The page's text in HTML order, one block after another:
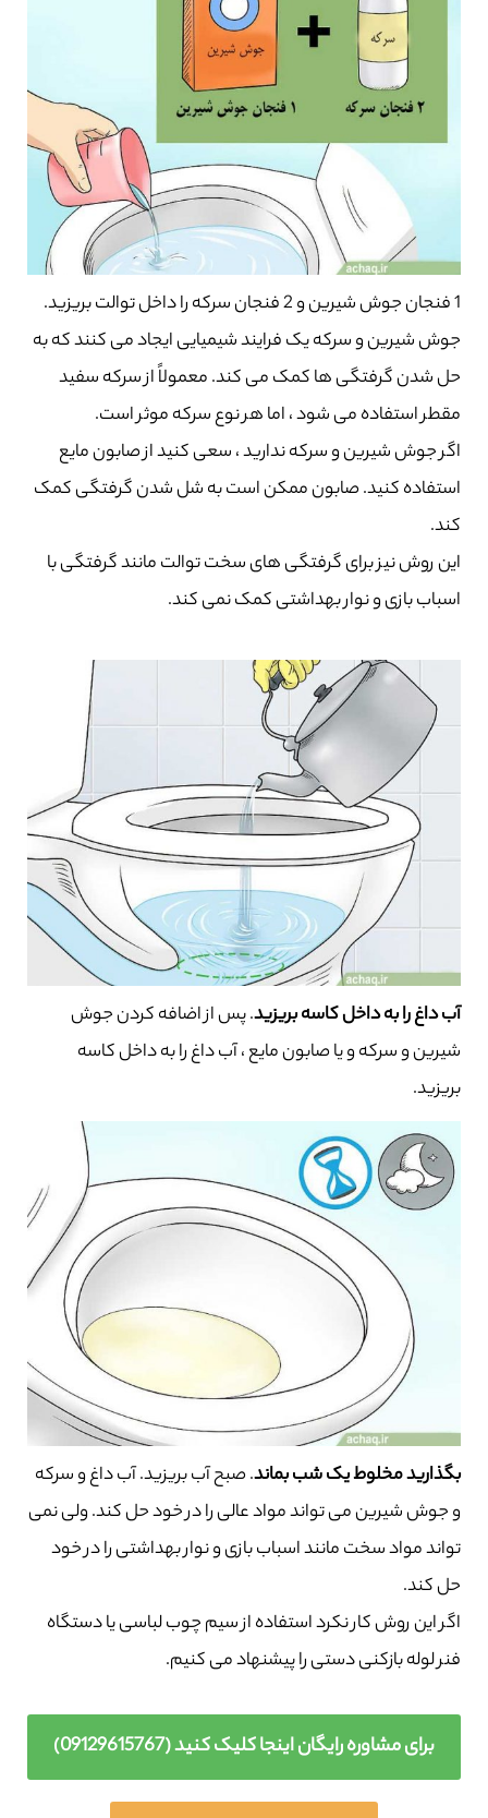
1 فنجان جوش شیرین و 2 فنجان سرکه را داخل توالت بریزید.
جوش شیرین و سرکه یک فرایند شیمیایی ایجاد می کنند که به
حل شدن گرفتگی ها کمک می کند. معمولاً از سرکه سفید
مقطر استفاده می شود ، اما هر نوع سرکه موثر است.
اگر جوش شیرین و سرکه ندارید ، سعی کنید از صابون مایع
استفاده کنید. صابون ممکن است به شل شدن گرفتگی کمک
کند.
این روش نیز برای گرفتگی های سخت توالت مانند گرفتگی با
اسباب بازی و نوار بهداشتی کمک نمی کند.
آب داغ را به داخل کاسه بریزید. پس از اضافه کردن جوش
شیرین و سرکه و یا صابون مایع ، آب داغ را به داخل کاسه
بریزید.
بگذارید مخلوط یک شب بماند. صبح آب بریزید. آب داغ و سرکه
و جوش شیرین می تواند مواد عالی را در خود حل کند. ولی نمی
تواند مواد سخت مانند اسباب بازی و نوار بهداشتی را در خود
حل کند.
اگر این روش کار نکرد استفاده از سیم چوب لباسی یا دستگاه
فنر لوله بازکنی دستی را پیشنهاد می کنیم.
برای مشاوره رایگان اینجا کلیک کنید (09129615767)